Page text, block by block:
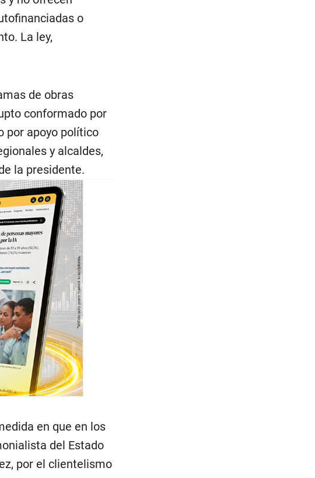
o
La ley,
de obras
conformado por
por apoyo político
y alcaldes,
la presidente.
en que en los
del Estado
por el clientelismo